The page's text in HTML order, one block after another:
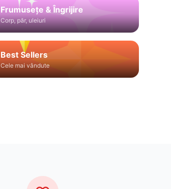
Frumusețe & Îngrijire
Corp, păr, uleiuri
Best Sellers
Cele mai vândute